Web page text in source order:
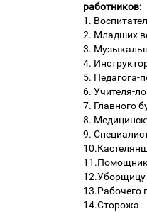
работников:
1.
2. Младших
3.
4.
5. Педагога-
6. Учителя-
7. Главного
8.
9.
13.Рабочего
14.Сторожа